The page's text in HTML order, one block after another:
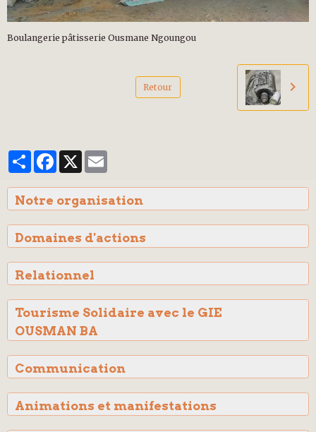
Boulangerie pâtisserie Ousmane Ngoungou
Retour
PartagerFacebook
Notre organisation
Domaines d'actions
Relationnel
Tourisme Solidaire avec le GIE
OUSMAN BA
Communication
Animations et manifestations